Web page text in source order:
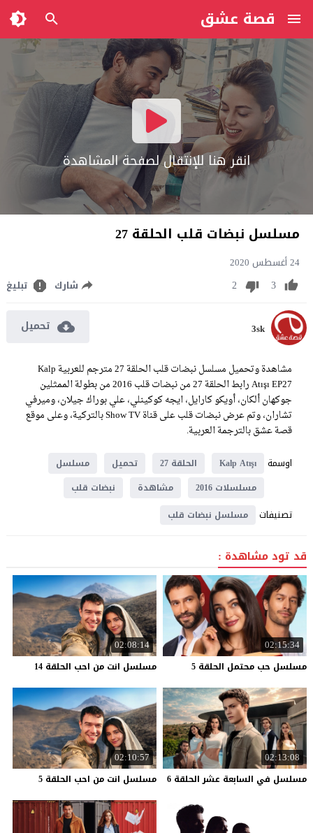
قصة عشق
انقر هنا للإنتقال لصفحة المشاهدة
مسلسل نبضات قلب الحلقة 27
24 أغسطس 2020
3
2 شارك تبليغ
3sk تحميل
مشاهدة وتحميل مسلسل نبضات قلب الحلقة 27 مترجم للعربية Kalp
Atışı EP27 رابط الحلقة 27 من نبضات قلب 2016 من بطولة الممثلين
جوكهان ألكان، أويكو كارايل، ايجه كوكينلي، علي بوراك جيلان، وميرفي
تشاران، وتم عرض نبضات قلب على قناة Show TV بالتركية، وعلى موقع
قصة عشق بالترجمة العربية.
اوسمة
Kalp Atışı الحلقة 27 تحميل
مسلسل
مسلسلات 2016
مشاهدة نبضات قلب
تصنيفات مسلسل نبضات قلب
قد تود مشاهدة :
02:15:34
مسلسل حب محتمل الحلقة 5
02:08:14
مسلسل انت من احب الحلقة 14
02:13:08
مسلسل في السابعة عشر الحلقة 6
02:10:57
مسلسل انت من احب الحلقة 5